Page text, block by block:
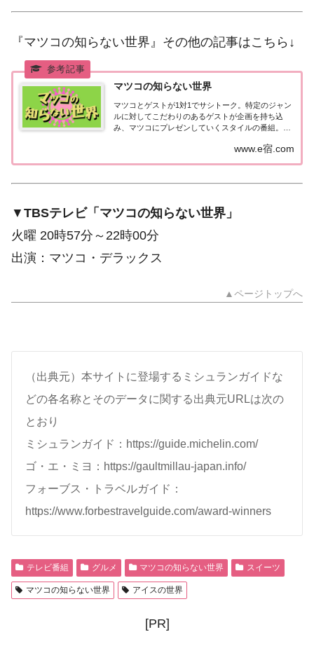
『マツコの知らない世界』その他の記事はこちら↓
マツコの知らない世界
マツコとゲストが1対1でサシトーク。特定のジャン
ルに対してこだわりのあるゲストが企画を持ち込
み、マツコにプレゼンしていくスタイルの番組。独
げる予測不能のトークバトルが魅力！TBSテレビ
www.e宿.com
▼ TBSテレビ「マツコの知らない世界」
火曜 20時57分～22時00分
出演：マツコ・デラックス
▲ページトップへ
（出典元）本サイトに登場するミシュランガイドな
どの各名称とそのデータに関する出典元URLは次の
とおり
ミシュランガイド：https://guide.michelin.com/
ゴ・エ・ミヨ：https://gaultmillau-japan.info/
フォーブス・トラベルガイド：
https://www.forbestravelguide.com/award-winners
テレビ番組 グルメ マツコの知らない世界 スイーツ
マツコの知らない世界 アイスの世界
[PR]